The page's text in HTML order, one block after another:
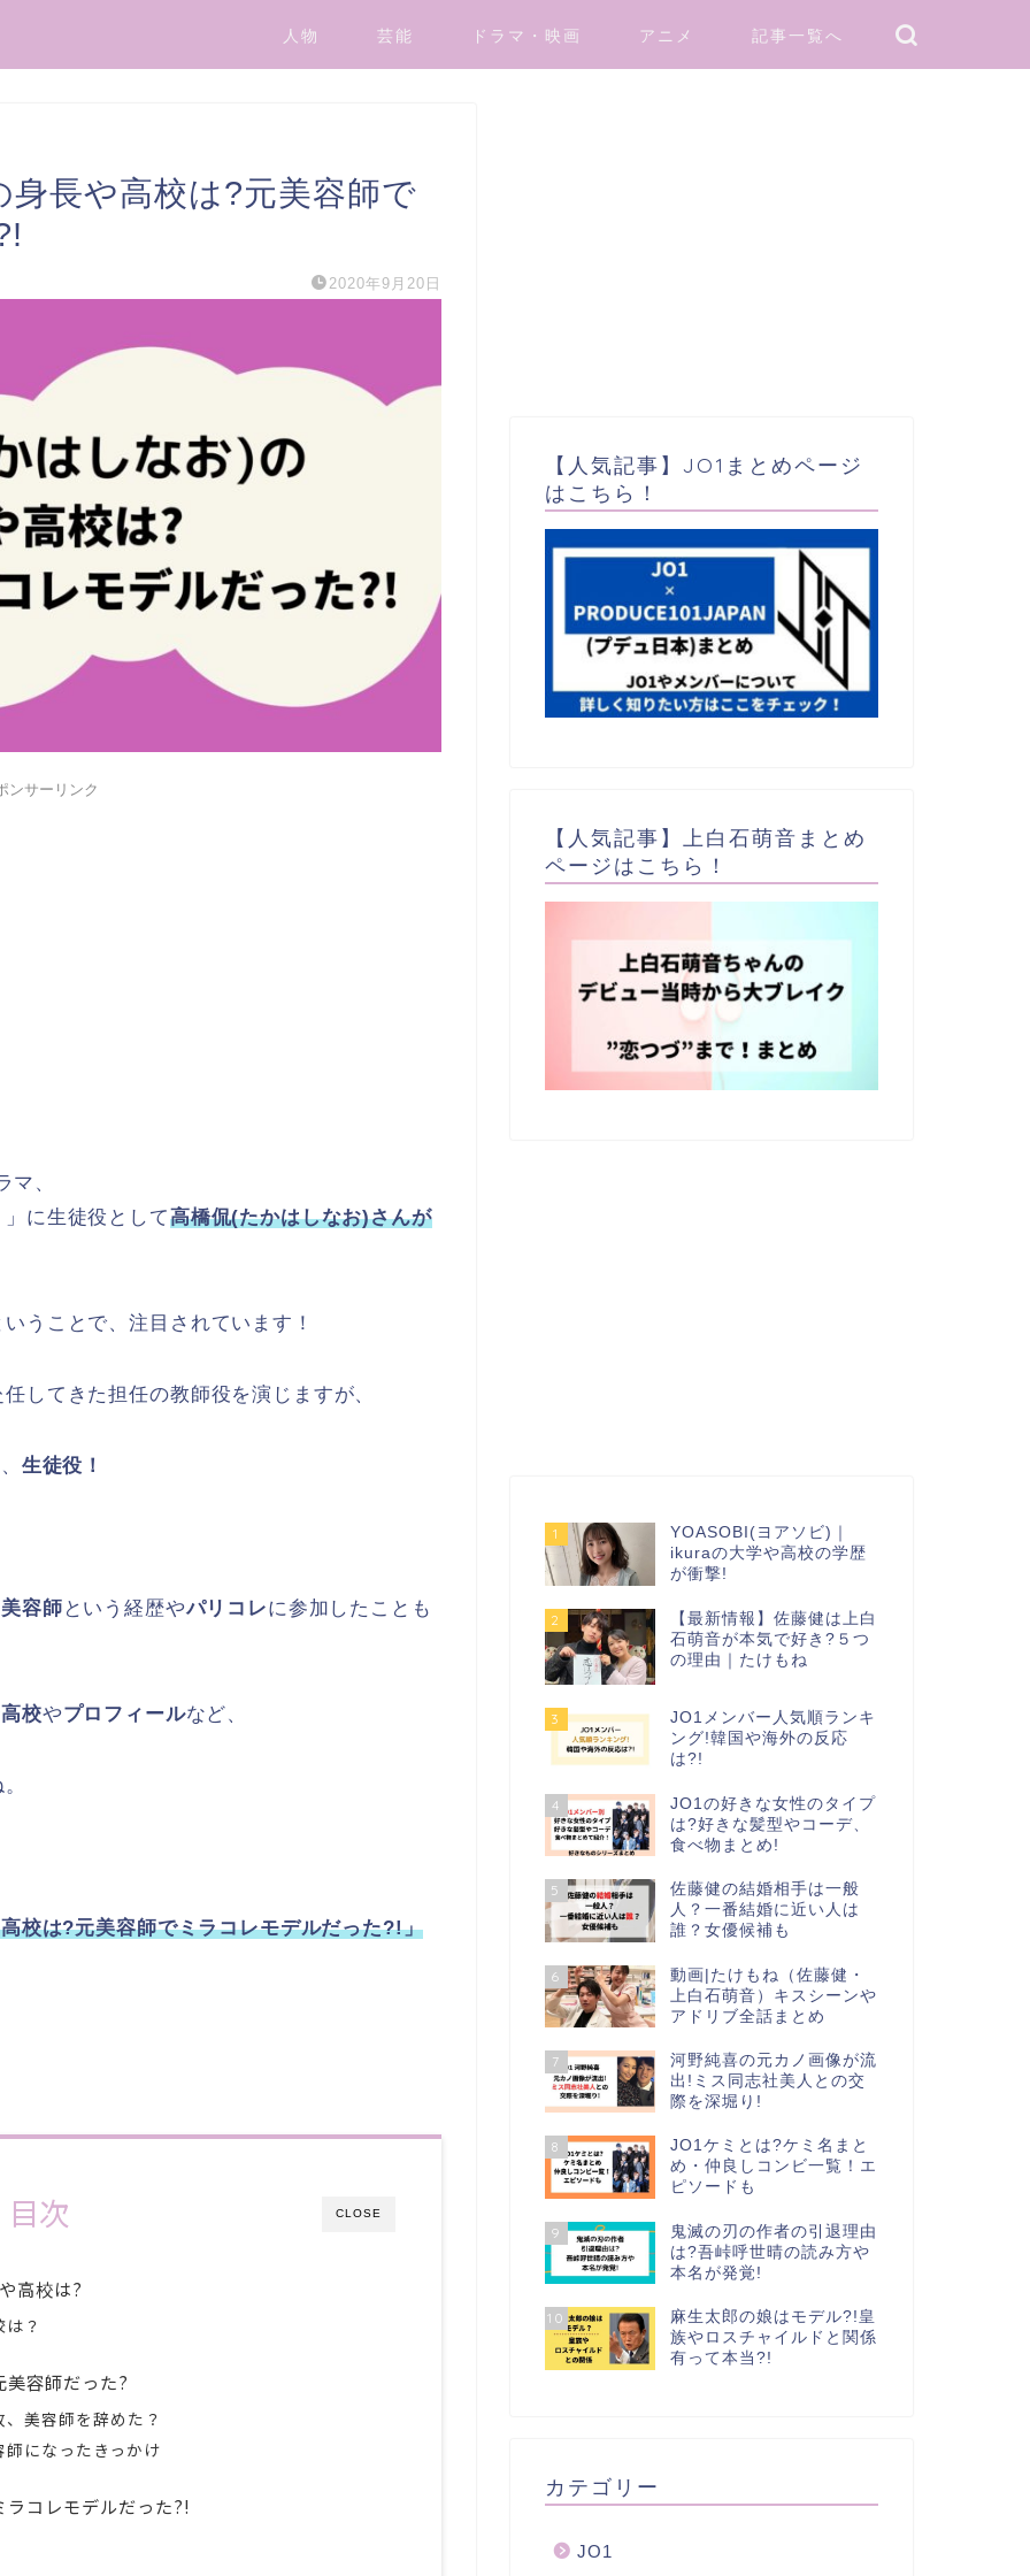
人物 芸能 ドラマ・映画 アニメ 記事一覧へ
長や高校は?元美容師で
2020年9月20日
ンサーリンク
マ、
に生徒役として高橋侃(たかはしなお)さんが
いうことで、注目されています！
してきた担任の教師役を演じますが、
生徒役！
容師 という経歴やパリコレに参加したことも
校やプロフィールなど、
校は?元美容師でミラコレモデルだった?!」
CLOSE
目次
高校は?
？
容師だった?
美容師を辞めた？
になったきっかけ
コレモデルだった?!
【人気記事】JO1まとめページ
はこちら！
【人気記事】上白石萌音まとめ
ページはこちら！
1
YOASOBI(ヨアソビ)｜
ikuraの大学や高校の学歴
が衝撃!
2
【最新情報】佐藤健は上白
石萌音が本気で好き?５つ
の理由｜たけもね
3
JO1メンバー人気順ランキ
ング!韓国や海外の反応
は?!
4
JO1の好きな女性のタイプ
は?好きな髪型やコーデ、
食べ物まとめ!
5
佐藤健の結婚相手は一般
人？一番結婚に近い人は
誰？女優候補も
6
動画|たけもね（佐藤健・
上白石萌音）キスシーンや
アドリブ全話まとめ
7
河野純喜の元カノ画像が流
出!ミス同志社美人との交
際を深堀り!
8
JO1ケミとは?ケミ名まと
め・仲良しコンビ一覧！エ
ピソードも
9
鬼滅の刃の作者の引退理由
は?吾峠呼世晴の読み方や
本名が発覚!
10
麻生太郎の娘はモデル?!皇
族やロスチャイルドと関係
有って本当?!
カテゴリー
JO1